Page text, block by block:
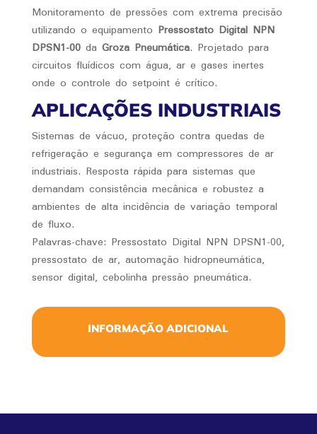
Monitoramento de pressões com extrema precisão
utilizando o equipamento Pressostato Digital NPN
DPSN1-00da Groza Pneumática. Projetado para
circuitos fluídicos com água, ar e gases inertes
onde o controle do setpoint é crítico.
APLICAÇÕES INDUSTRIAIS
Sistemas de vácuo, proteção contra quedas de
refrigeração e segurança em compressores de ar
industriais. Resposta rápida para sistemas que
demandam consistência mecânica e robustez a
ambientes de alta incidência de variação temporal
de fluxo.
Palavras-chave: Pressostato Digital NPN DPSN1-00,
pressostato de ar, automação hidropneumática,
sensor digital, cebolinha pressão pneumática.
INFORMAÇÃO ADICIONAL